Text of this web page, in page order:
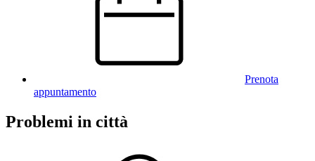
Prenota
appuntamento
Problemi in città